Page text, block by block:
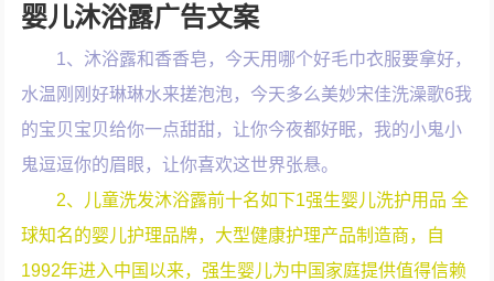
婴儿沐浴露广告文案
1、沐浴露和香香皂，今天用哪个好毛巾衣服要拿好，
水温刚刚好琳琳水来搓泡泡，今天多么美妙宋佳洗澡歌6我
的宝贝宝贝给你一点甜甜，让你今夜都好眠，我的小鬼小
鬼逗逗你的眉眼，让你喜欢这世界张悬。
2、儿童洗发沐浴露前十名如下1强生婴儿洗护用品 全
球知名的婴儿护理品牌，大型健康护理产品制造商，自
1992年进入中国以来，强生婴儿为中国家庭提供值得信赖